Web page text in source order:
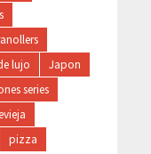
lujo
Japon
series
pizza